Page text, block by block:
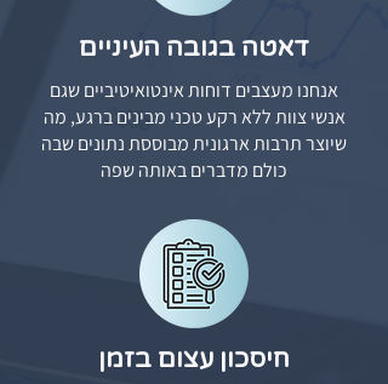
דאטה בגובה העיניים
אנחנו מעצבים דוחות אינטואיטיביים שגם
אנשי צוות ללא רקע טכני מבינים ברגע, מה
שיוצר תרבות ארגונית מבוססת נתונים שבה
כולם מדברים באותה שפה
חיסכון עצום בזמן